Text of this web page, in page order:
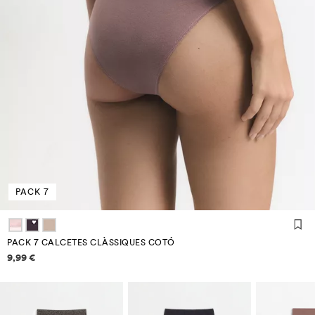
PACK 7
PACK 7 CALCETES CLÀSSIQUES COTÓ
Informació de preus
9,99 €